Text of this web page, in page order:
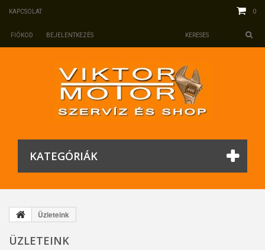
KAPCSOLAT 0
BEJELENTKEZÉS
FIÓKOD
KATEGÓRIÁK
Üzleteink
ÜZLETEINK